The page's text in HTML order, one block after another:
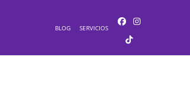
BLOG SERVICIOS